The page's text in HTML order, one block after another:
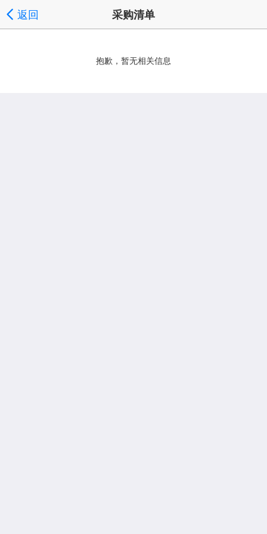
返回 采购清单
抱歉，暂无相关信息